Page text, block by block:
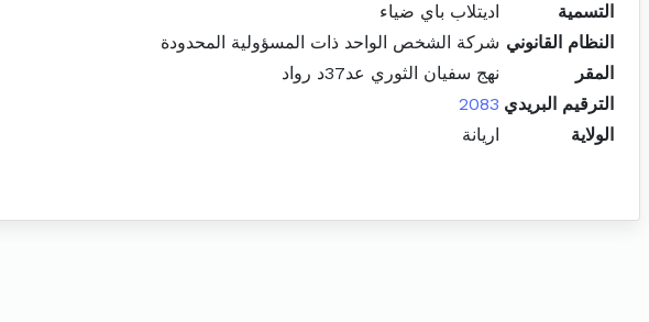
التسمية
اديتلاب باي ضياء
النظام القانوني شركة الشخص الواحد ذات المسؤولية المحدودة
المقر
نهج سفيان الثوري عد37د رواد
الترقيم البريدي 2083
الولاية
اريانة